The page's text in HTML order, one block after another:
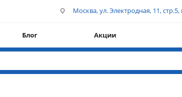
Москва, ул. Электродная, 11,
Блог Акции